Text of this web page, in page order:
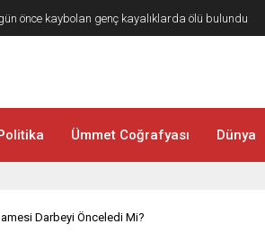
PDY davasında karar
Ümmet Coğrafyası Dünya
Darbeyi Önceledi Mi?